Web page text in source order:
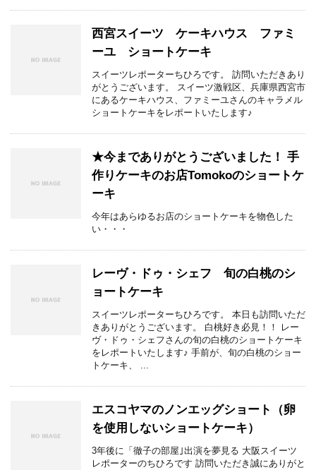
西宮スイーツ ケーキハウス ファミ
ーユ ショートケーキ
スイーツレポーターちひろです。 訪問いただきあり
がとうございます。 スイーツ激戦区、兵庫県西宮市
にあるケーキハウス、ファミーユさんのキャラメル
ショートケーキをレポートいたします♪
★今までありがとうございました！ 手
作りケーキのお店Tomokoのショートケ
ーキ
今年はあらゆるお店のショートケーキを物色した
い・・・
レーヴ・ドゥ・シェフ 旬の白桃のシ
ョートケーキ
スイーツレポーターちひろです。 本日も訪問いただ
きありがとうございます。 白桃好き必見！！ レー
ヴ・ドゥ・シェフさんの旬の白桃のショートケーキ
をレポートいたします♪ 手前が、旬の白桃のショー
トケーキ、 ...
エスコヤマのノンエッグショート（卵
を使用しないショートケーキ）
3年後に「徹子の部屋｣出演を夢見る 大阪スイーツ
レポーターのちひろです 訪問いただき誠にありがと